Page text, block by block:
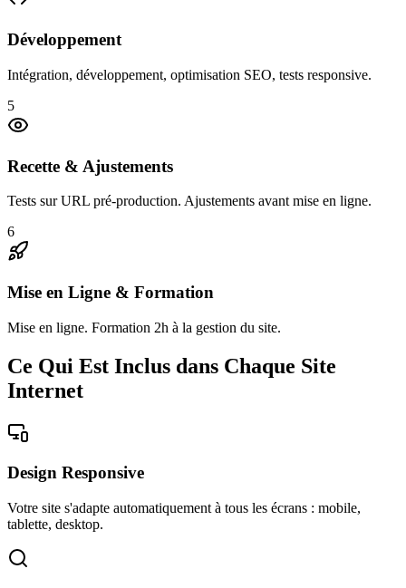
Développement
Intégration, développement, optimisation SEO, tests responsive.
5
Recette & Ajustements
Tests sur URL pré-production. Ajustements avant mise en ligne.
6
Mise en Ligne & Formation
Mise en ligne. Formation 2h à la gestion du site.
Ce Qui Est Inclus dans Chaque Site
Internet
Design Responsive
Votre site s'adapte automatiquement à tous les écrans : mobile,
tablette, desktop.